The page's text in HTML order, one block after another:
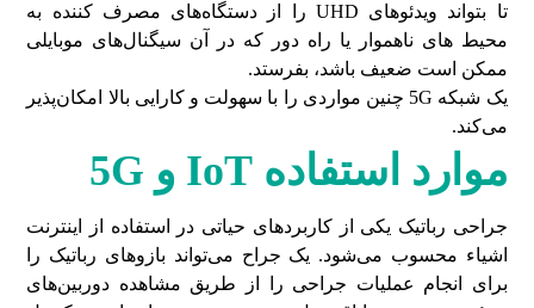
تا بتواند ویدئوهای UHD را از دستگاه‌های مصرف کننده به
محیط های ناهموار یا راه دور که در آن سیگنال‌های موبایلی
ممکن است ضعیف باشد، بفرستد.
یک شبکه 5G چنین مواردی را با سهولت و کارایی بالا امکان‌پذیر
می‌کند.
موارد استفاده IoT و 5G
جراحی رباتیک یکی از کاربردهای حیاتی در استفاده از اینترنت
اشیاء محسوب می‌شود. یک جراح می‌تواند بازوهای رباتیک را
برای انجام عملیات جراحی را از طریق مشاهده دوربین‌های